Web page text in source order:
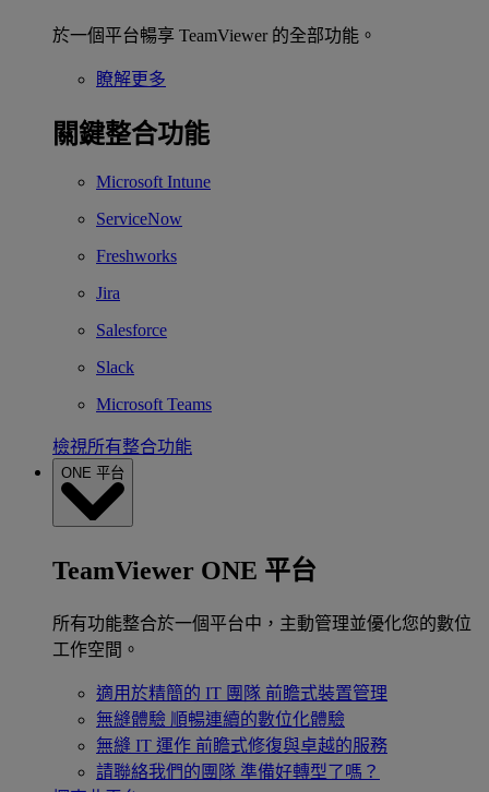
於一個平台暢享 TeamViewer 的全部功能。
瞭解更多
關鍵整合功能
Microsoft Intune
ServiceNow
Freshworks
Jira
Salesforce
Slack
Microsoft Teams
檢視所有整合功能
ONE 平台
TeamViewer ONE 平台
所有功能整合於一個平台中，主動管理並優化您的數位
工作空間。
適用於精簡的 IT 團隊 前瞻式裝置管理
無縫體驗 順暢連續的數位化體驗
無縫 IT 運作 前瞻式修復與卓越的服務
請聯絡我們的團隊 準備好轉型了嗎？